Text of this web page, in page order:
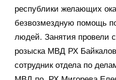
республики желающих
безвозмездную помощь
людей. Занятия провели
розыска МВД РХ
сотрудник отдела по